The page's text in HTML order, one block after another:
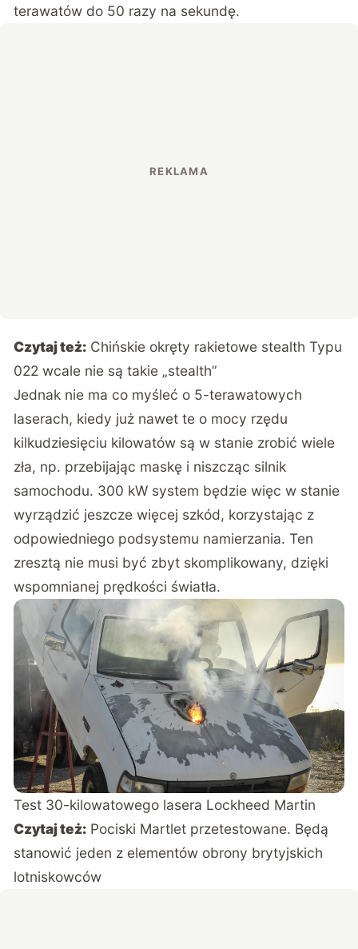
terawatów do 50 razy na sekundę.
Czytaj też: Chińskie okręty rakietowe stealth Typu
022 wcale nie są takie „stealth”
Jednak nie ma co myśleć o 5-terawatowych
laserach, kiedy już nawet te o mocy rzędu
kilkudziesięciu kilowatów są w stanie zrobić wiele
zła, np. przebijając maskę i niszcząc silnik
samochodu. 300 kW system będzie więc w stanie
wyrządzić jeszcze więcej szkód, korzystając z
odpowiedniego podsystemu namierzania. Ten
zresztą nie musi być zbyt skomplikowany, dzięki
wspomnianej prędkości światła.
Test 30-kilowatowego lasera Lockheed Martin
Czytaj też: Pociski Martlet przetestowane. Będą
stanowić jeden z elementów obrony brytyjskich
lotniskowców